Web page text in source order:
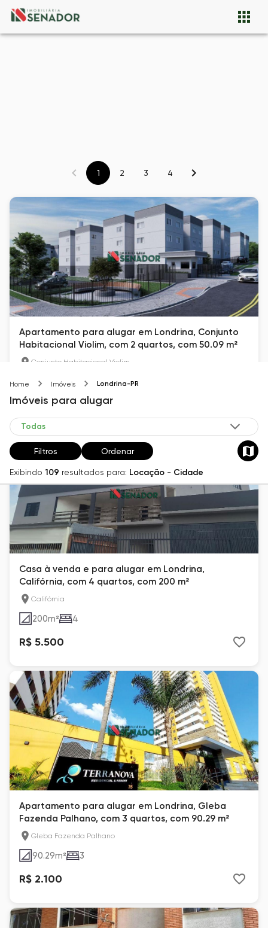
Home Imóveis Londrina-PR
Imóveis para alugar
Filtros Ordenar
Exibindo 109 resultados para: Locação - Cidade
1 2 3 4
Apartamento para alugar em Londrina, Conjunto
Habitacional Violim, com 2 quartos, com 50.09 m²
Conjunto Habitacional Violim
50.09m²
R$ 1.000
Casa à venda e para alugar em Londrina,
Califórnia, com 4 quartos, com 200 m²
Califórnia
200m² 4
R$ 5.500
Apartamento para alugar em Londrina, Gleba
Fazenda Palhano, com 3 quartos, com 90.29 m²
Gleba Fazenda Palhano
90.29m² 3
R$ 2.100